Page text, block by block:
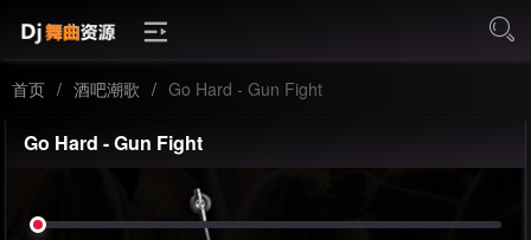
首页 / 酒吧潮歌 / Go Hard - Gun Fight
Go Hard - Gun Fight